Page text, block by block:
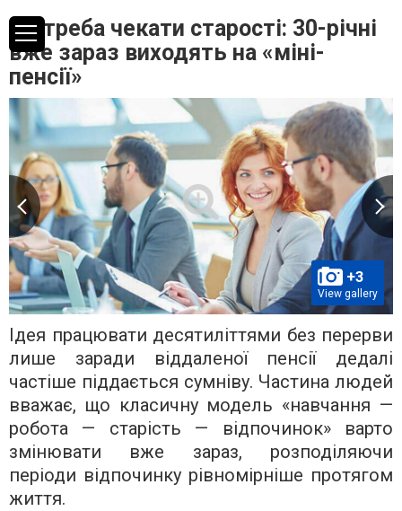
Не треба чекати старості: 30-річні
вже зараз виходять на «міні-
пенсії»
+3
View gallery
Ідея працювати десятиліттями без перерви
лише заради віддаленої пенсії дедалі
частіше піддається сумніву. Частина людей
вважає, що класичну модель «навчання —
робота — старість — відпочинок» варто
змінювати вже зараз, розподіляючи
періоди відпочинку рівномірніше протягом
життя.